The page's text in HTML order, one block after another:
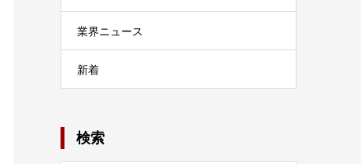
業界ニュース
新着
検索